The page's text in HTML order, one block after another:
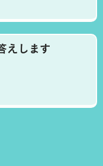
えします